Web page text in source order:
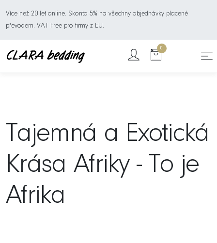
Více než 20 let online. Skonto 5% na všechny objednávky placené
převodem. VAT Free pro firmy z EU.
0
Tajemná a Exotická
Krása Afriky - To je
Afrika